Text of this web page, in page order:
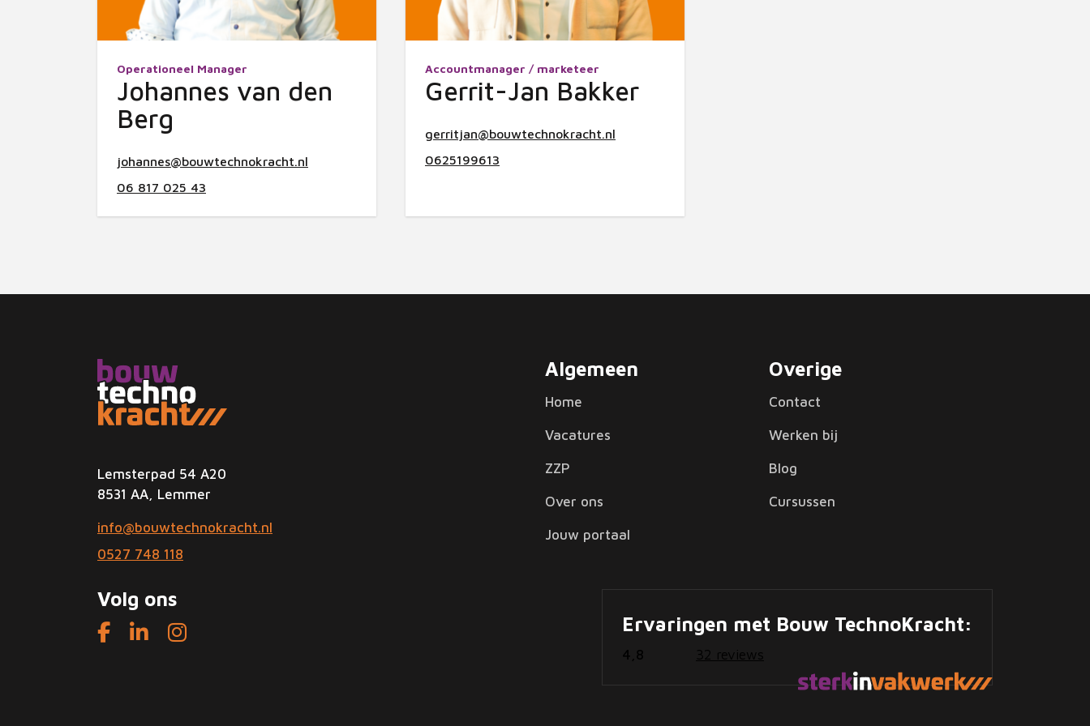
Operationeel Manager
Johannes van den
Berg
johannes@bouwtechnokracht.nl
06 817 025 43
Accountmanager / marketeer
Gerrit-Jan Bakker
gerritjan@bouwtechnokracht.nl
0625199613
Lemsterpad 54 A20
8531 AA, Lemmer
info@bouwtechnokracht.nl
0527 748 118
Algemeen
Home
Vacatures
ZZP
Over ons
Jouw portaal
Overige
Contact
Werken bij
Blog
Cursussen
Volg ons
Ervaringen met Bouw TechnoKracht:
4,8 32 reviews